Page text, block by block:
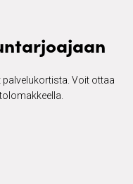
palvelukortista. Voit ottaa